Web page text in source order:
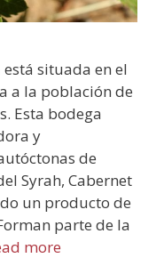
está situada en el
a la población de
Esta bodega
y
de
Syrah, Cabernet
un producto de
parte de la
more